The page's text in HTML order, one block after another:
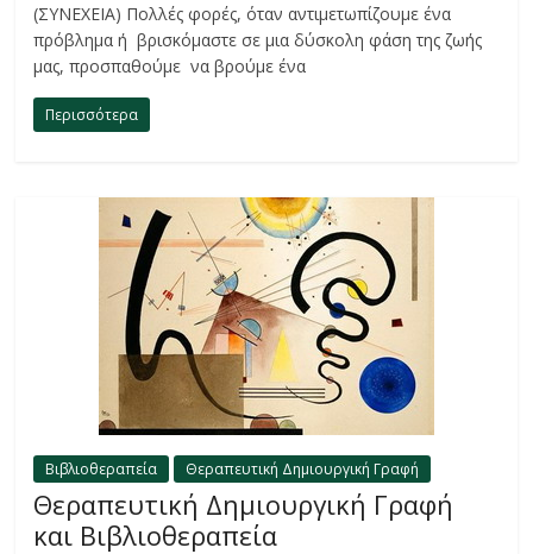
(ΣΥΝΕΧΕΙΑ) Πολλές φορές, όταν αντιμετωπίζουμε ένα
πρόβλημα ή βρισκόμαστε σε μια δύσκολη φάση της ζωής
μας, προσπαθούμε να βρούμε ένα
Περισσότερα
Βιβλιοθεραπεία Θεραπευτική Δημιουργική Γραφή
Θεραπευτική Δημιουργική Γραφή
και Βιβλιοθεραπεία